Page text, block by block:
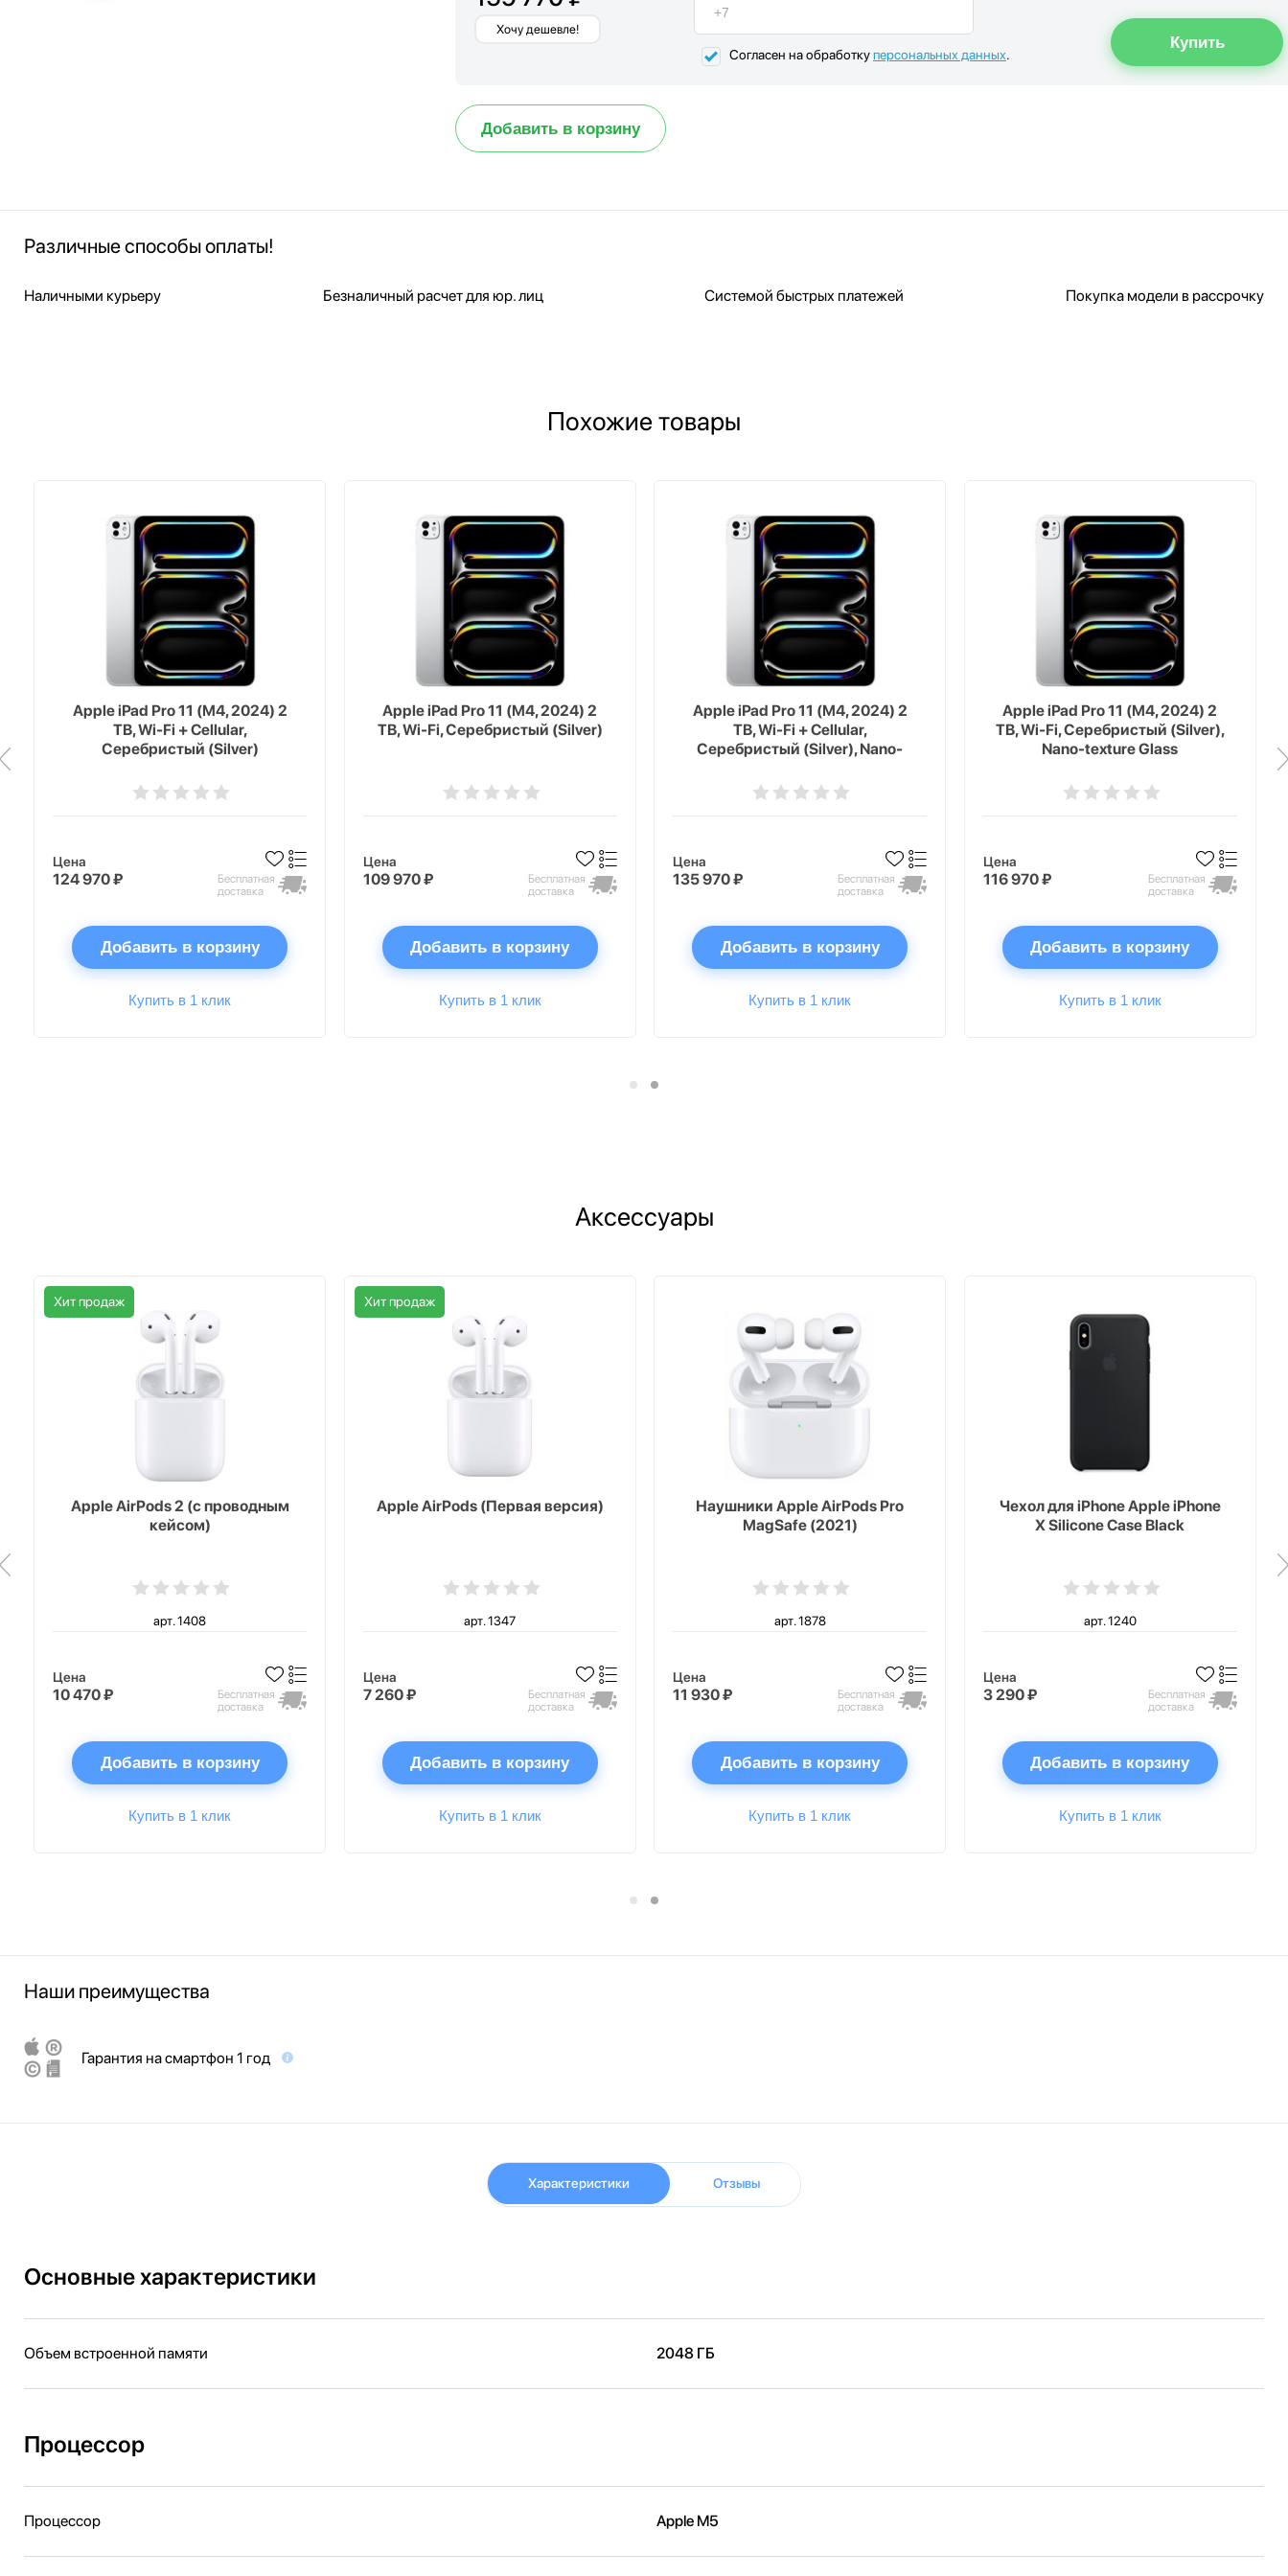
Хочу дешевле!
Согласен на обработкуперсональных данных.
Добавить в корзину
Различные способы оплаты!
Наличными курьеру Безналичный расчет для юр. лиц Системой быстрых платежей Покупка модели в рассрочку
Похожие товары
Apple iPad Pro 11 (M4, 2024) 2
TB, Wi-Fi + Cellular,
Серебристый (Silver)
Цена
124 970 ₽
Бесплатная
доставка
Добавить в корзину
Купить в 1 клик
Apple iPad Pro 11 (M4, 2024) 2
TB, Wi-Fi, Серебристый (Silver)
Цена
109 970 ₽
Бесплатная
доставка
Добавить в корзину
Купить в 1 клик
Apple iPad Pro 11 (M4, 2024) 2
TB, Wi-Fi + Cellular,
Серебристый (Silver), Nano-
Цена
135 970 ₽
Бесплатная
доставка
Добавить в корзину
Купить в 1 клик
Apple iPad Pro 11 (M4, 2024) 2
TB, Wi-Fi, Серебристый (Silver),
Nano-texture Glass
Цена
116 970 ₽
Бесплатная
доставка
Добавить в корзину
Купить в 1 клик
Аксессуары
Хит продаж
Apple AirPods 2 (с проводным
кейсом)
арт. 1408
Цена
10 470 ₽
Бесплатная
доставка
Добавить в корзину
Купить в 1 клик
Хит продаж
Apple AirPods (Первая версия)
арт. 1347
Цена
7 260 ₽
Бесплатная
доставка
Добавить в корзину
Купить в 1 клик
Наушники Apple AirPods Pro
MagSafe (2021)
арт. 1878
Цена
11 930 ₽
Бесплатная
доставка
Добавить в корзину
Купить в 1 клик
Чехол для iPhone Apple iPhone
X Silicone Case Black
арт. 1240
Цена
3 290 ₽
Бесплатная
доставка
Добавить в корзину
Купить в 1 клик
Наши преимущества
Гарантия на смартфон 1 год
Характеристики Отзывы
Основные характеристики
Объем встроенной памяти 2048 ГБ
Процессор
Процессор Apple M5